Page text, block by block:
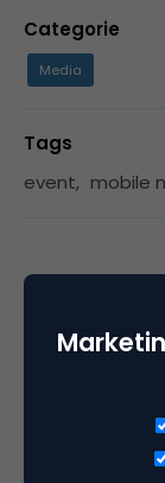
Categorie
Media
Tags
event, mobile